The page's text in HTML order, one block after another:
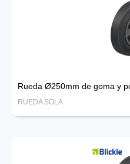
Rueda Ø250mm de goma y
RUEDA SOLA